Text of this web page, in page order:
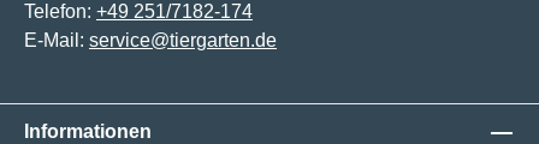
Telefon: +49 251/7182-174
E-Mail: service@tiergarten.de
Informationen